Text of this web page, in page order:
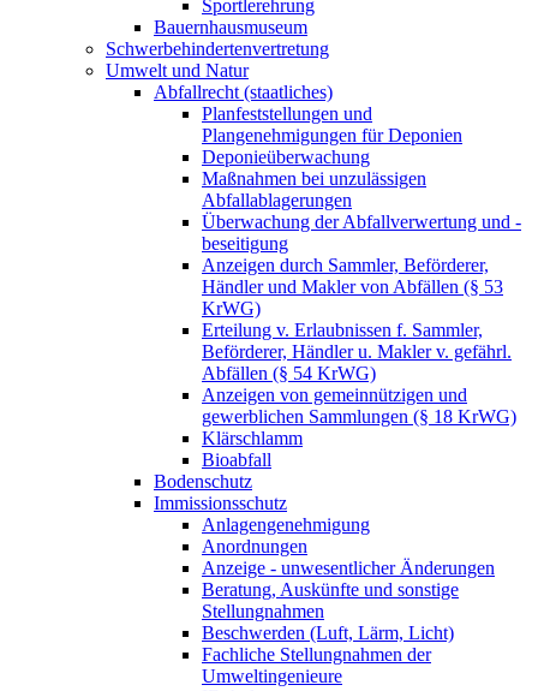
Sportlerehrung
Bauernhausmuseum
Schwerbehindertenvertretung
Umwelt und Natur
Abfallrecht (staatliches)
Planfeststellungen und
Plangenehmigungen für Deponien
Deponieüberwachung
Maßnahmen bei unzulässigen
Abfallablagerungen
Überwachung der Abfallverwertung und -
beseitigung
Anzeigen durch Sammler, Beförderer,
Händler und Makler von Abfällen (§ 53
KrWG)
Erteilung v. Erlaubnissen f. Sammler,
Beförderer, Händler u. Makler v. gefährl.
Abfällen (§ 54 KrWG)
Anzeigen von gemeinnützigen und
gewerblichen Sammlungen (§ 18 KrWG)
Klärschlamm
Bioabfall
Bodenschutz
Immissionsschutz
Anlagengenehmigung
Anordnungen
Anzeige - unwesentlicher Änderungen
Beratung, Auskünfte und sonstige
Stellungnahmen
Beschwerden (Luft, Lärm, Licht)
Fachliche Stellungnahmen der
Umweltingenieure